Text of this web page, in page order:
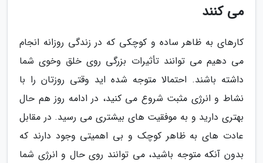
می کنند
کارهای به ظاهر ساده و کوچکی که در زندگی روزانه انجام
می دهیم می توانند تأثیرات بزرگی روی خلق وخوی شما
داشته باشند. احتمالا متوجه شده اید وقتی روزتان را با
نشاط و انرژی مثبت شروع می کنید، در ادامه روز هم حال
بهتری دارید و به موفقیت های بیشتری می رسید. در مقابل
عادت های به ظاهر کوچک و بی اهمیتی وجود دارند که
بدون آنکه متوجه باشید، می توانند روی حال و انرژی شما